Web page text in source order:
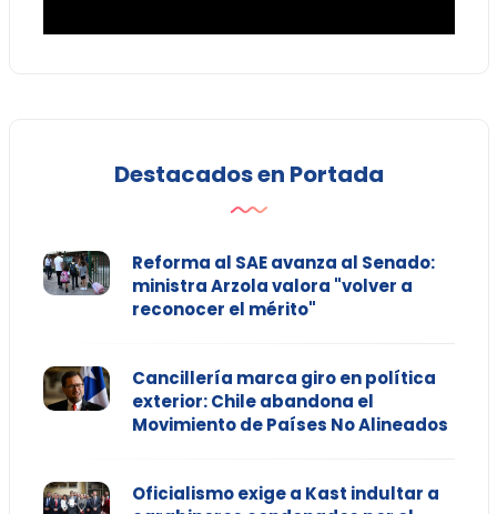
Destacados en Portada
Reforma al SAE avanza al Senado:
ministra Arzola valora "volver a
reconocer el mérito"
Cancillería marca giro en política
exterior: Chile abandona el
Movimiento de Países No Alineados
Oficialismo exige a Kast indultar a